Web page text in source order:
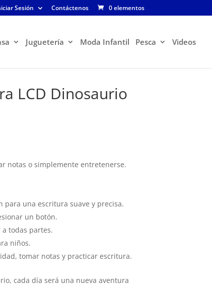
Sesión Contáctenos 0 elementos
Juguetería Moda Infantil Pesca Videos
LCD Dinosaurio
notas o simplemente entretenerse.
para una escritura suave y precisa.
un botón.
todas partes.
niños.
tomar notas y practicar escritura.
cada día será una nueva aventura